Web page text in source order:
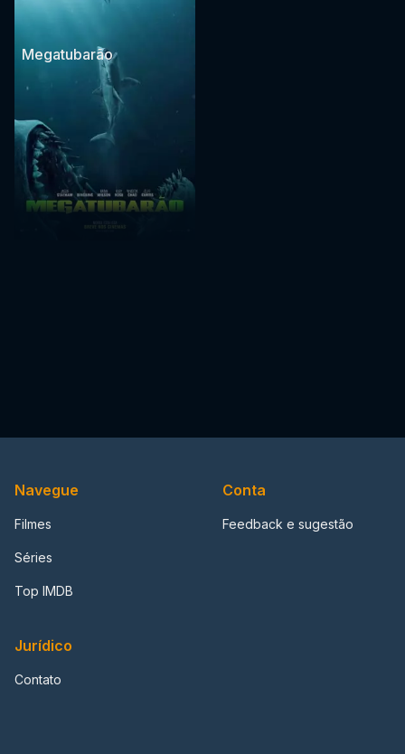
Megatubarão
Navegue
Filmes
Séries
Top IMDB
Conta
Feedback e sugestão
Jurídico
Contato